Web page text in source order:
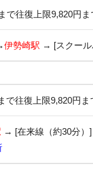
で往復上限9,820円ま
伊勢崎駅 → [スクー
で往復上限9,820円ま
→ [在来線（約30分）